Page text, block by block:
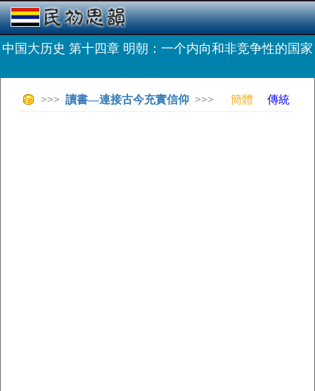
中国大历史 第十四章 明朝：一个内向和非竞争性的国家
>>> 讀書—連接古今充實信仰 >>> 簡體 傳統